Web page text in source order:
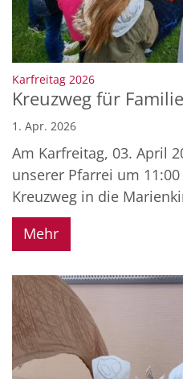
Karfreitag 2026:
Kreuzweg für
1. Apr. 2026
Am Karfreitag, 03. April
unserer Pfarrei um
Kreuzweg in die
Mehr